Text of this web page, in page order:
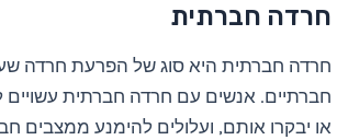
חרדה חברתית
חרדה חברתית היא סוג של הפרעת חרדה
חברתיים. אנשים עם חרדה חברתית
או יבקרו אותם, ועלולים להימנע ממצבים